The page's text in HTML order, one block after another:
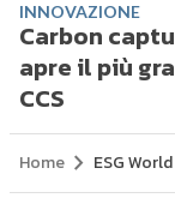
INNOVAZIONE
Carbon
apre il più
CCS
Home ESG World